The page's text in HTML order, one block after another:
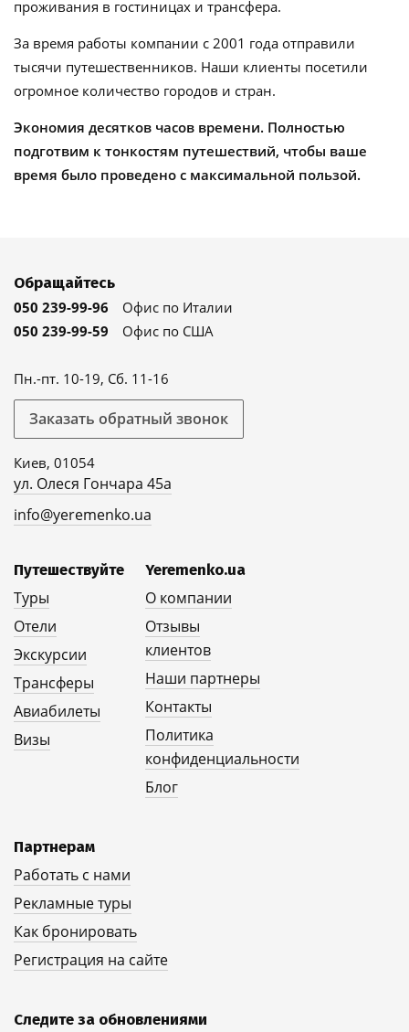
проживания в гостиницах и трансфера.
За время работы компании с 2001 года отправили
тысячи путешественников. Наши клиенты посетили
огромное количество городов и стран.
Экономия десятков часов времени. Полностью
подготвим к тонкостям путешествий, чтобы ваше
время было проведено с максимальной пользой.
Обращайтесь
050 239-99-96
Офис по Италии
050 239-99-59
Офис по США
Пн.-пт. 10-19, Сб. 11-16
Заказать обратный звонок
Киев, 01054
ул. Олеся Гончара 45а
info@yeremenko.ua
Путешествуйте
Туры
Отели
Экскурсии
Трансферы
Авиабилеты
Визы
Yeremenko.ua
О компании
Отзывы
клиентов
Наши партнеры
Контакты
Политика
конфиденциальности
Блог
Партнерам
Работать с нами
Рекламные туры
Как бронировать
Регистрация на сайте
Следите за обновлениями